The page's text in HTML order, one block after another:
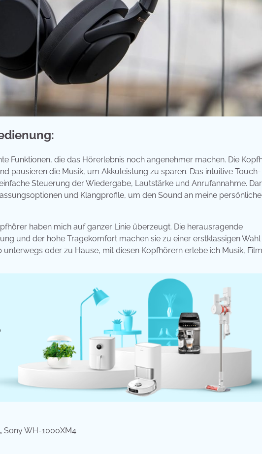
Funktionen, die das Hörerlebnis noch angenehmer machen. Die
pausieren die Musik, um Akkuleistung zu sparen. Das intuitive Touch-
Steuerung der Wiedergabe, Lautstärke und Anrufannahme.
und Klangprofile, um den Sound an meine
haben mich auf ganzer Linie überzeugt. Die herausragende
und der hohe Tragekomfort machen sie zu einer erstklassigen
oder zu Hause, mit diesen Kopfhörern erlebe ich Musik,
, Sony WH-1000XM4